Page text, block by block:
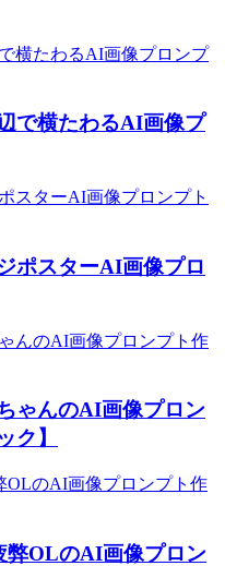
で横たわるAI画像プ
ポスターAI画像プロ
ゃんのAI画像プロン
ク】
弊OLのAI画像プロン